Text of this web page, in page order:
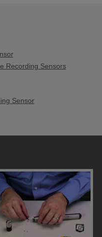
Recording Sensors
Sensor